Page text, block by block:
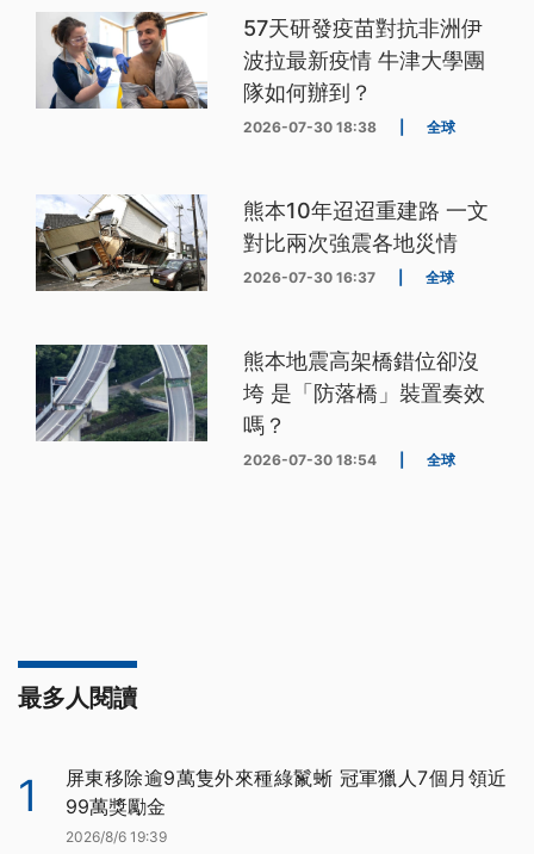
57天研發疫苗對抗非洲伊
波拉最新疫情 牛津大學團
隊如何辦到？
2026-07-30 18:38 全球
熊本10年迢迢重建路 一文
對比兩次強震各地災情
2026-07-30 16:37 全球
熊本地震高架橋錯位卻沒
垮 是「防落橋」裝置奏效
嗎？
2026-07-30 18:54 全球
最多人閱讀
1
屏東移除逾9萬隻外來種綠鬣蜥 冠軍獵人7個月領近
99萬獎勵金
2026/8/6 19:39